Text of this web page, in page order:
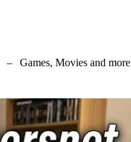
– Games, Movies and more